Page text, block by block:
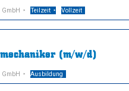
Teilzeit Vollzeit
(m/w/d)
Ausbildung